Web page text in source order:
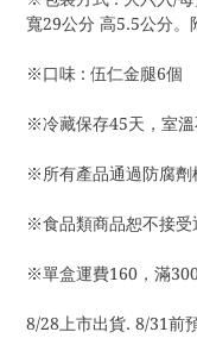
寬29公分 高5.5公分。
※口味 : 伍仁金腿6個
※冷藏保存45天，室
※所有產品通過防腐劑
※食品類商品恕不接受
※單盒運費160，滿
8/28上市出貨. 8/31前